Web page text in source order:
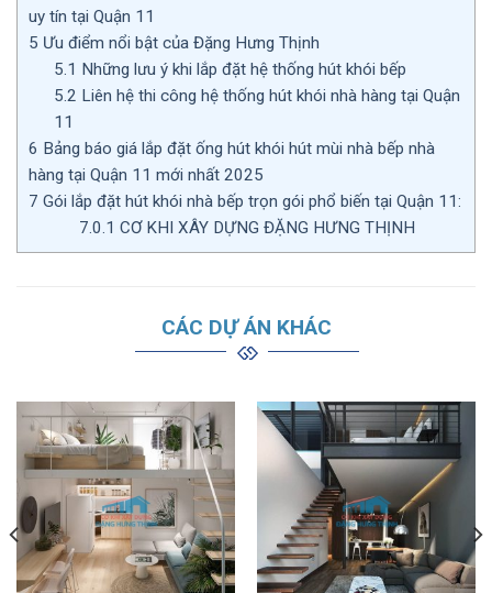
uy tín tại Quận 11
5 Ưu điểm nổi bật của Đặng Hưng Thịnh
5.1 Những lưu ý khi lắp đặt hệ thống hút khói bếp
5.2 Liên hệ thi công hệ thống hút khói nhà hàng tại Quận
11
6 Bảng báo giá lắp đặt ống hút khói hút mùi nhà bếp nhà
hàng tại Quận 11 mới nhất 2025
7 Gói lắp đặt hút khói nhà bếp trọn gói phổ biến tại Quận 11:
7.0.1 CƠ KHI XÂY DỰNG ĐẶNG HƯNG THỊNH
CÁC DỰ ÁN KHÁC